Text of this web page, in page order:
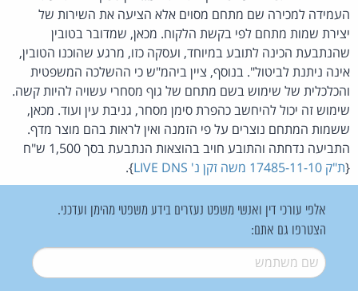
העמידה למכירה שם מתחם מסוים אלא הציעה את השירות של
יצירת שמות מתחם לפי בקשת הלקוח. מכאן, שמדובר בטובין
שהנתבעת הכינה לתובע במיוחד, ועסקה כזו, מרגע שהוכנו הטובין,
אינה ניתנת לביטול". בנוסף, ציין ביהמ"ש כי ההשלכה המשפטית
והכלכלית של שימוש בשם מתחם של גוף מסחרי עשויה להיות קשה.
שימוש זה יכול להיחשב כהפרת סימן מסחר, גניבת עין ועוד. מכאן,
ששמות המתחם נוצרים על פי הזמנה ואין לראות בהם מוצר מדף.
התביעה נדחתה והתובע חויב בהוצאות הנתבעת בסך 1,500 ש"ח
{ת"ק 17485-11-10 משה זקן נ' LIVE DNS }.
אלפי עורכי דין ואנשי משפט נעזרים בידע משפטי מהימן ועדכני.
הצטרפו גם אתם:
שם משתמש*